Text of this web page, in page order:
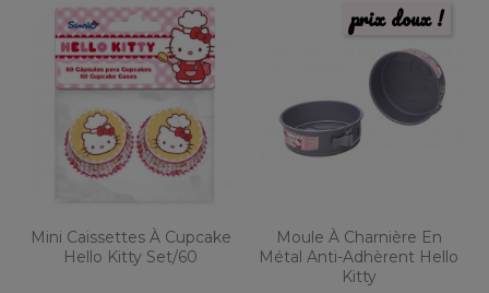
Mini Caissettes À Cupcake
Hello Kitty Set/60
Moule À Charnière En
Métal Anti-Adhèrent Hello
Kitty
prix doux !